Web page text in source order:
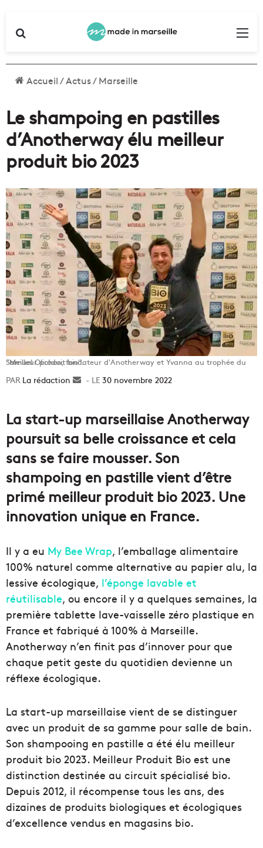
Accueil/Actus/Marseille
Le shampoing en pastilles
d’Anotherway élu meilleur
produit bio 2023
Samuel Olichon, fondateur d'Anotherway et Yvanna au trophée du "Meilleur produit bio".
La rédaction
Envoyer30 novembre 2022
La start-up marseillaise Anotherway
poursuit sa belle croissance et cela
sans se faire mousser. Son
shampoing en pastille vient d’être
primé meilleur produit bio 2023. Une
innovation unique en France.
Il y a eu My Bee Wrap, l’emballage alimentaire
100% naturel comme alternative au papier alu, la
lessive écologique, l’éponge lavable et
réutilisable, ou encore il y a quelques semaines, la
première tablette lave-vaisselle zéro plastique en
France et fabriqué à 100% à Marseille.
Anotherway n’en finit pas d’innover pour que
chaque petit geste du quotidien devienne un
réflexe écologique.
La start-up marseillaise vient de se distinguer
avec un produit de sa gamme pour salle de bain.
Son shampooing en pastille a été élu meilleur
produit bio 2023. Meilleur Produit Bio est une
distinction destinée au circuit spécialisé bio.
Depuis 2012, il récompense tous les ans, des
dizaines de produits biologiques et écologiques
d’excellence vendus en magasins bio.